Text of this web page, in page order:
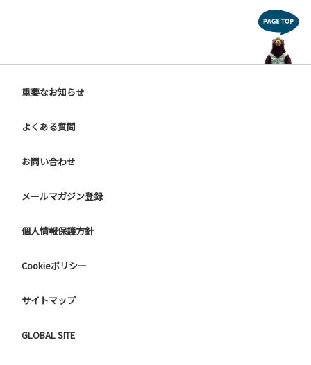
8.野生動物への餌やり及び残飯、食物の包装紙・容器等の放
第4条（火の取り扱い）
2.消火バケツを必ず準備してください。
げ花火・音の大きな花火は禁止です。
1.ペット同伴可能ですが、糞尿の処理は飼い主の責任で行っ
2.無駄吠えや他の利用者への迷惑行為があった場合、退場を
1.ドッグランは無料でご利用いただけますが、チェックイン
時に予約が必要です（先着順）。
の8:00〜11:00までです。
- 他の利用者や犬と仲良くしましょう。
重要なお知らせ
よくある質問
お問い合わせ
メールマガジン登録
個人情報保護方針
Cookieポリシー
サイトマップ
GLOBAL SITE